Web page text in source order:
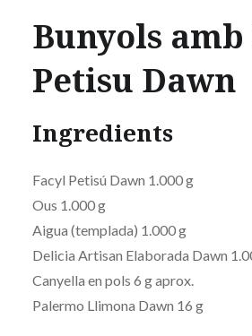
Bunyols amb
Petisu Dawn
Ingredients
Facyl Petisú Dawn 1.000 g
Ous 1.000 g
Aigua (templada) 1.000 g
Delicia Artisan Elaborada Dawn
Canyella en pols 6 g aprox.
Palermo Llimona Dawn 16 g